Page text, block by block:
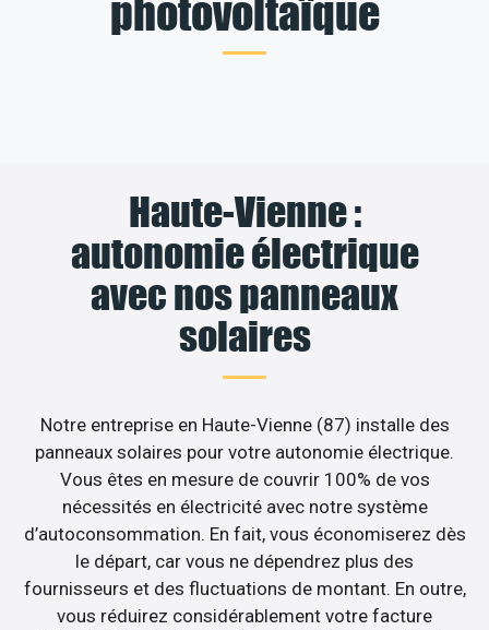
photovoltaïque
Haute-Vienne :
autonomie électrique
avec nos panneaux
solaires
Notre entreprise en Haute-Vienne (87) installe des
panneaux solaires pour votre autonomie électrique.
Vous êtes en mesure de couvrir 100% de vos
nécessités en électricité avec notre système
d’autoconsommation. En fait, vous économiserez dès
le départ, car vous ne dépendrez plus des
fournisseurs et des fluctuations de montant. En outre,
vous réduirez considérablement votre facture